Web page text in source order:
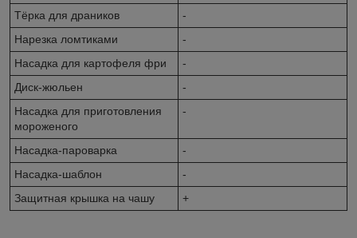
Тёрка для драников
-
Нарезка ломтиками
-
Насадка для картофеля фри
-
Диск-жюльен
-
Насадка для приготовления
мороженого
-
Насадка-пароварка
-
Насадка-шаблон
-
Защитная крышка на чашу
+